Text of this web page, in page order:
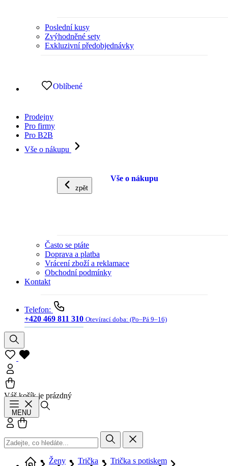
Poslední kusy
Zvýhodněné sety
Exkluzivní předobjednávky
Oblíbené
Prodejny
Pro firmy
Pro B2B
Vše o nákupu
zpět
Vše o nákupu
Často se ptáte
Doprava a platba
Vrácení zboží a reklamace
Obchodní podmínky
Kontakt
Telefon:
+420 469 811 310 Otevírací doba: (Po–Pá 9–16)
Váš košík je prázdný
MENU
Přihlásit se
Ženy Trička
Trička s potiskem